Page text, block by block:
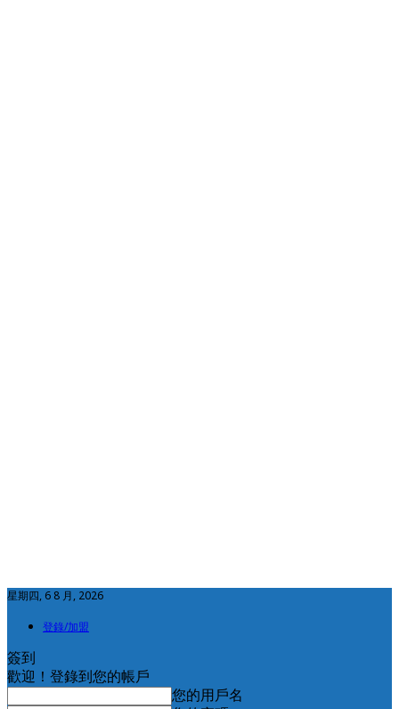
星期四, 6 8 月, 2026
登錄/加盟
簽到
歡迎！登錄到您的帳戶
您的用戶名